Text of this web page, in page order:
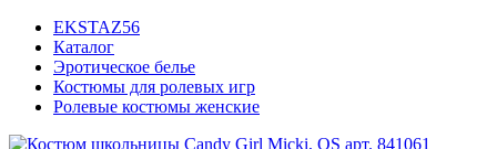
EKSTAZ56
Каталог
Эротическое белье
Костюмы для ролевых игр
Ролевые костюмы женские